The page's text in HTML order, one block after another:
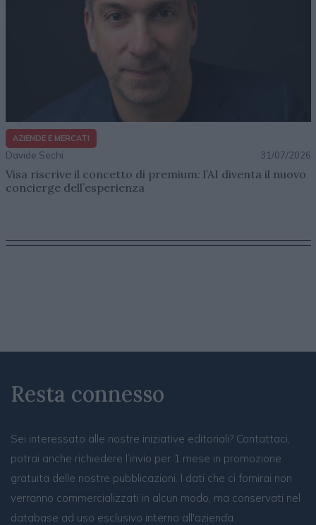
AZIENDE E MERCATI
Davide Sechi 31/07/2026
Visa riscrive il concetto di premium: l’AI diventa il nuovo
concierge dell’esperienza
Resta connesso
Sei interessato alle nostre iniziative editoriali? Contattaci,
potrai anche richiedere l’invio per 1 mese in promozione
gratuita delle nostre pubblicazioni. I dati che ci fornirai non
verranno commercializzati in alcun modo, ma conservati nel
database ad uso esclusivo interno all'azienda.